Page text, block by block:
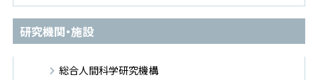
研究機関・施設
総合人間科学研究機構